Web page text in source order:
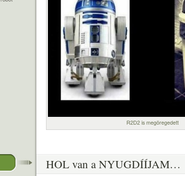
R2D2 is megöregedett
HOL van a NYUGDÍÍJAM…